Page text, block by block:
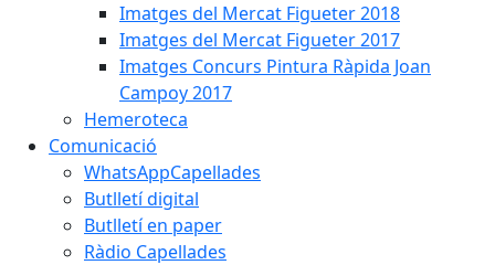
Imatges del Mercat Figueter 2018
Imatges del Mercat Figueter 2017
Imatges Concurs Pintura Ràpida Joan
Campoy 2017
Hemeroteca
Comunicació
WhatsAppCapellades
Butlletí digital
Butlletí en paper
Ràdio Capellades